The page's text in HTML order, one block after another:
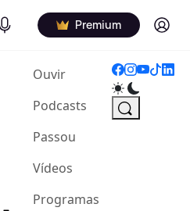
Podcasts Premium Log in
Ouvir(current)
Podcasts
Passou
Vídeos
Programas